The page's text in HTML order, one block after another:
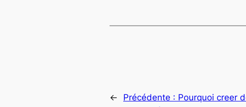
← Précédente : Pourquoi creer